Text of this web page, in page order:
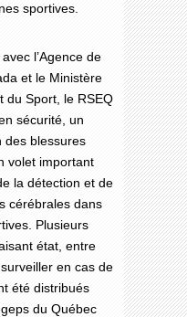
sportives.
l’Agence de
et le Ministère
du Sport, le RSEQ
sécurité, un
des blessures
volet important
la détection et de
cérébrales dans
Plusieurs
état, entre
en cas de
été distribués
du Québec